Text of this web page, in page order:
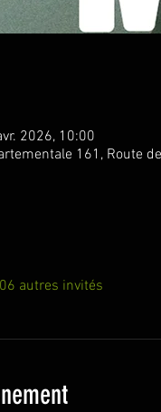
2026, 10:00
161, Route
autres invités